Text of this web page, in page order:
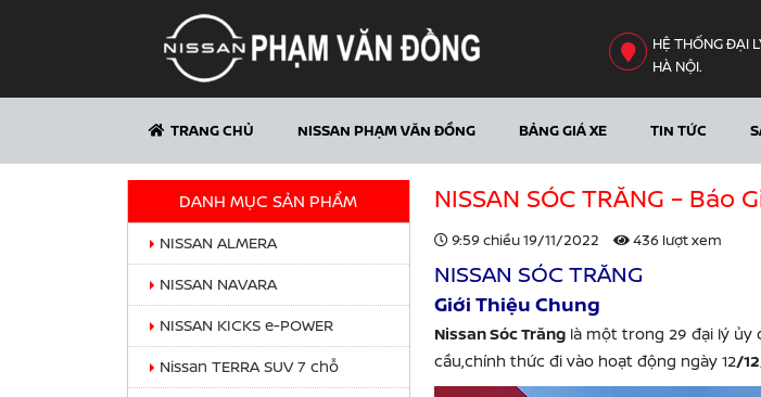
HỆ THỐNG ĐẠI
HÀ NỘI.
TRANG CHỦ NISSAN PHẠM VĂN ĐỒNG BẢNG GIÁ XE TIN TỨC
NISSAN SÓC TRĂNG – Báo
9:59 chiều 19/11/2022 436 lượt xem
NISSAN SÓC TRĂNG
Giới Thiệu Chung
Nissan Sóc Trăng là một trong 29 đại lý ủy
cầu,chính thức đi vào hoạt động ngày 12/
DANH MỤC SẢN PHẨM
NISSAN ALMERA
NISSAN NAVARA
NISSAN KICKS e-POWER
Nissan TERRA SUV 7 chỗ